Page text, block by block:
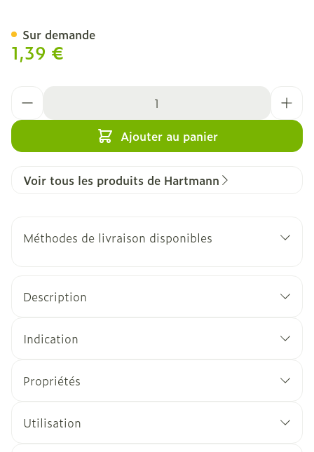
1,39 €
Ajouter au panier
Sur demande
Voir tous les produits de Hartmann
Méthodes de livraison disponibles
Description
Indication
Propriétés
Utilisation